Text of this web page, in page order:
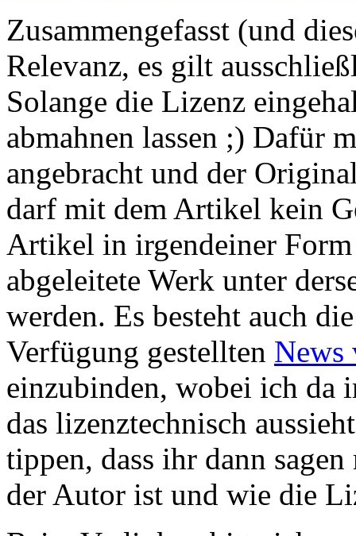
Zusammengefasst (und
Relevanz, es gilt
Solange die Lizenz
abmahnen lassen ;) Dafür
angebracht und der
darf mit dem Artikel kein
Artikel in irgendeiner Form
abgeleitete Werk unter
werden. Es besteht auch
Verfügung gestellten News
einzubinden, wobei ich da
das lizenztechnisch
tippen, dass ihr dann
der Autor ist und wie die